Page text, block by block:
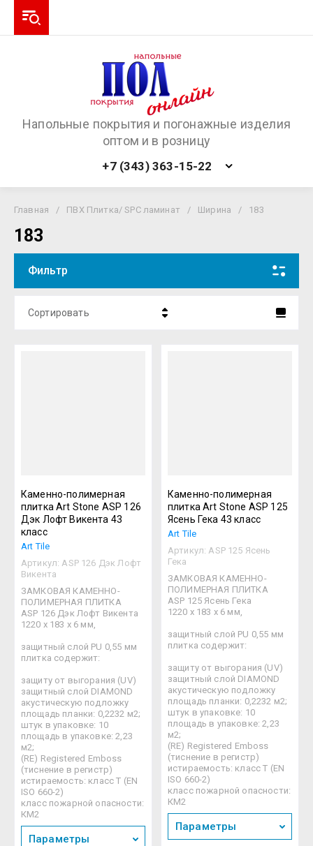
Напольные покрытия и погонажные изделия
оптом и в розницу
+7 (343) 363-15-22
Главная / ПВХ Плитка/ SPC ламинат / Ширина / 183
183
Фильтр
Сортировать
Каменно-полимерная
плитка Art Stone ASP 126
Дэк Лофт Викента 43
класс
Art Tile
Артикул: ASP 126 Дэк Лофт
Викента
ЗАМКОВАЯ КАМЕННО-
ПОЛИМЕРНАЯ ПЛИТКА
ASP 126 Дэк Лофт Викента
1220 х 183 х 6 мм,
защитный слой PU 0,55 мм
плитка содержит:
защиту от выгорания (UV)
защитный слой DIAMOND
акустическую подложку
площадь планки: 0,2232 м2;
штук в упаковке: 10
площадь в упаковке: 2,23
м2;
(RE) Registered Emboss
(тиснение в регистр)
истираемость: класс Т (EN
ISO 660-2)
класс пожарной опасности:
КМ2
Параметры
Каменно-полимерная
плитка Art Stone ASP 125
Ясень Гека 43 класс
Art Tile
Артикул: ASP 125 Ясень
Гека
ЗАМКОВАЯ КАМЕННО-
ПОЛИМЕРНАЯ ПЛИТКА
ASP 125 Ясень Гека
1220 х 183 х 6 мм,
защитный слой PU 0,55 мм
плитка содержит:
защиту от выгорания (UV)
защитный слой DIAMOND
акустическую подложку
площадь планки: 0,2232 м2;
штук в упаковке: 10
площадь в упаковке: 2,23
м2;
(RE) Registered Emboss
(тиснение в регистр)
истираемость: класс Т (EN
ISO 660-2)
класс пожарной опасности:
КМ2
Параметры